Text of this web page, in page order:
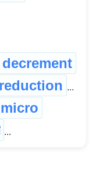
decrement
reduction ...
micro
...